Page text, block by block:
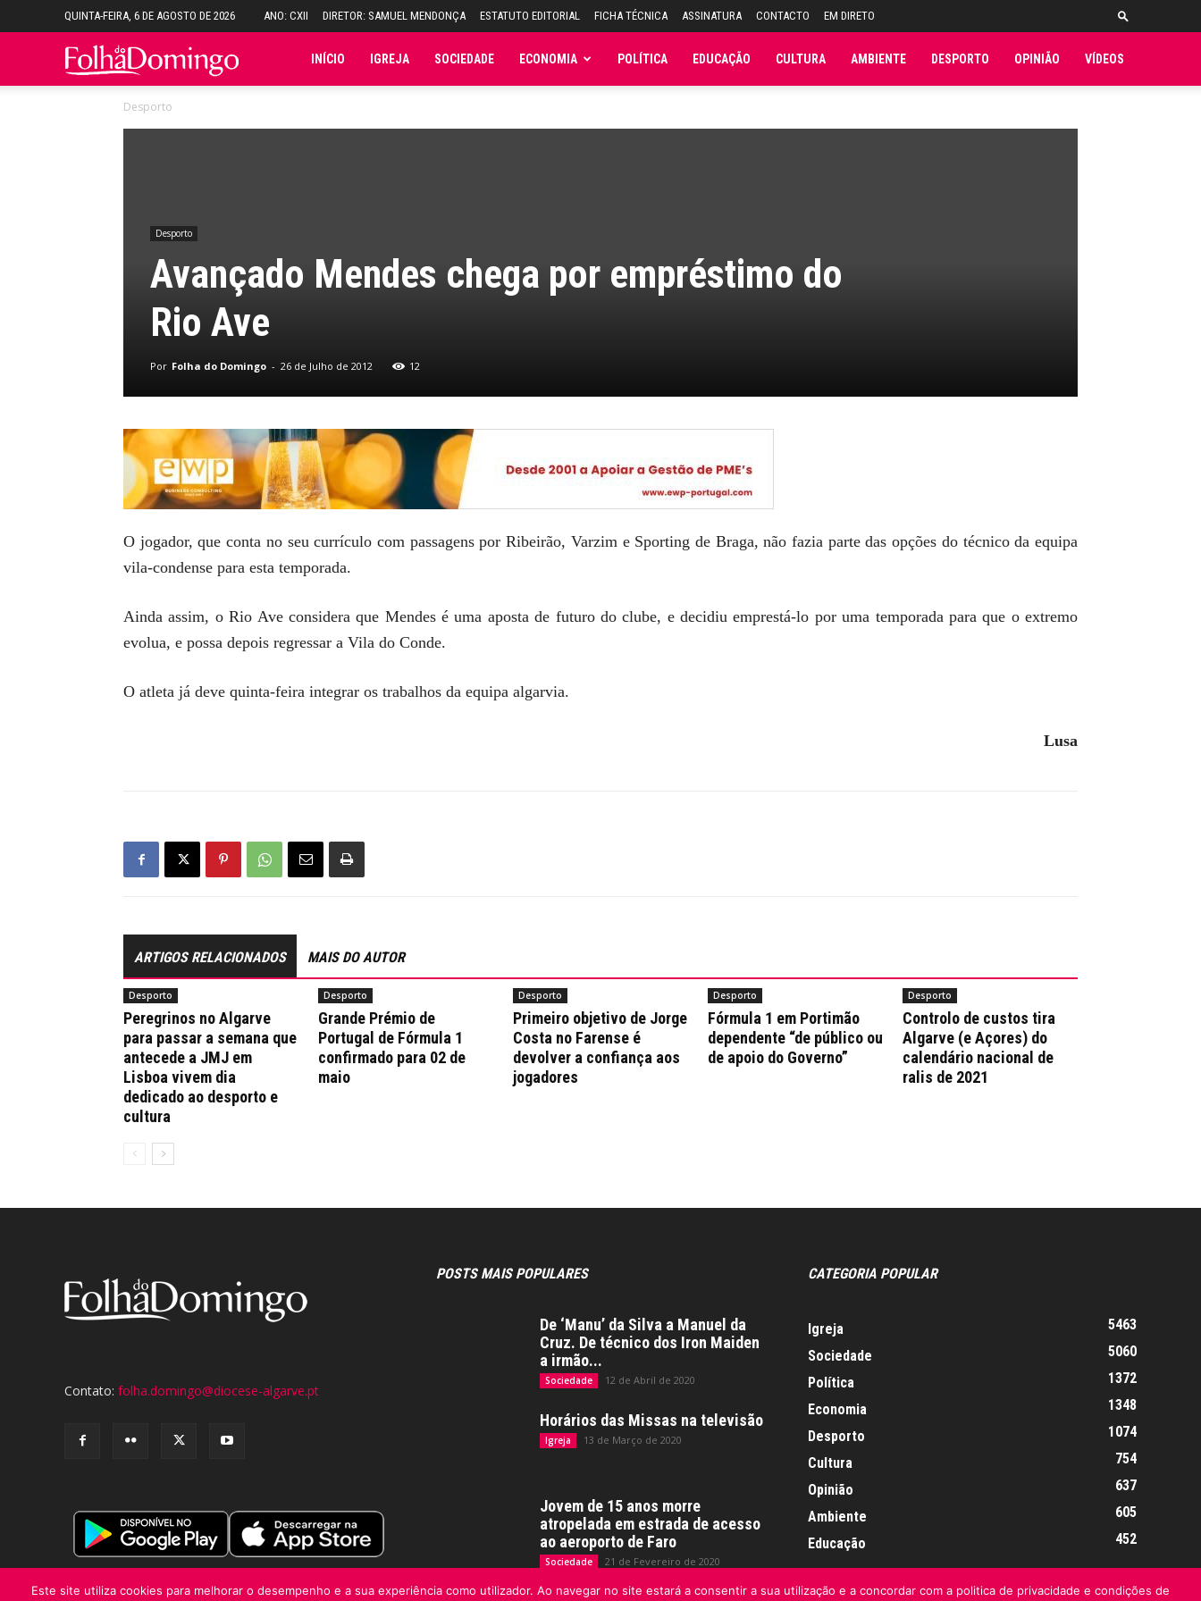
QUINTA-FEIRA, 6 DE AGOSTO DE 2026 ANO: CXII DIRETOR: SAMUEL MENDONÇA ESTATUTO EDITORIAL FICHA TÉCNICA ASSINATURA CONTACTO EM DIRETO
Folha INÍCIO IGREJA SOCIEDADE ECONOMIA POLÍTICA EDUCAÇÃO CULTURA AMBIENTE DESPORTO OPINIÃO VÍDEOS
Desporto
Desporto
Avançado Mendes chega por empréstimo do
Rio Ave
Por Folha do Domingo - 26 de Julho de 2012 12
O jogador, que conta no seu currículo com passagens por Ribeirão, Varzim e Sporting de Braga, não fazia parte das opções do técnico da equipa
vila-condense para esta temporada.
Ainda assim, o Rio Ave considera que Mendes é uma aposta de futuro do clube, e decidiu emprestá-lo por uma temporada para que o extremo
evolua, e possa depois regressar a Vila do Conde.
O atleta já deve quinta-feira integrar os trabalhos da equipa algarvia.
Lusa
ARTIGOS RELACIONADOS MAIS DO AUTOR
Desporto
Peregrinos no Algarve
para passar a semana que
antecede a JMJ em
Lisboa vivem dia
dedicado ao desporto e
cultura
Desporto
Grande Prémio de
Portugal de Fórmula 1
confirmado para 02 de
maio
Desporto
Primeiro objetivo de Jorge
Costa no Farense é
devolver a confiança aos
jogadores
Desporto
Fórmula 1 em Portimão
dependente “de público ou
de apoio do Governo”
Desporto
Controlo de custos tira
Algarve (e Açores) do
calendário nacional de
ralis de 2021
Contato: folha.domingo@diocese-algarve.pt
POSTS MAIS POPULARES
De ‘Manu’ da Silva a Manuel da
Cruz. De técnico dos Iron Maiden
a irmão...
Sociedade 12 de Abril de 2020
Horários das Missas na televisão
Igreja 13 de Março de 2020
Jovem de 15 anos morre
atropelada em estrada de acesso
ao aeroporto de Faro
Sociedade 21 de Fevereiro de 2020
CATEGORIA POPULAR
Igreja
5463
Sociedade
5060
Política
1372
Economia
1348
Desporto
1074
Cultura
754
Opinião
637
Ambiente
605
Educação
452
Este site utiliza cookies para melhorar o desempenho e a sua experiência como utilizador. Ao navegar no site estará a consentir a sua utilização e a concordar com a politica de privacidade e condições de